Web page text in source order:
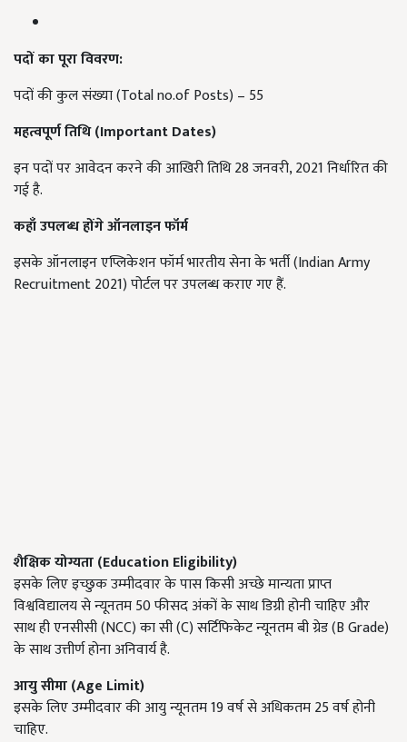
पदों का पूरा विवरण:
पदों की कुल संख्या (Total no.of Posts) – 55
महत्वपूर्ण तिथि (Important Dates)
इन पदों पर आवेदन करने की आखिरी तिथि 28 जनवरी, 2021 निर्धारित की
गई है.
कहाँउपलब्धहोंगे ऑनलाइन फॉर्म
इसके ऑनलाइन एप्लिकेशन फॉर्म भारतीय सेना के भर्ती (Indian Army
Recruitment 2021) पोर्टल पर उपलब्ध कराए गए हैं.
शैक्षिकयोग्यता (Education Eligibility)
इसके लिए इच्छुक उम्मीदवार के पास किसी अच्छे मान्यता प्राप्त
विश्वविद्यालय से न्यूनतम 50 फीसद अंकों के साथ डिग्री होनी चाहिए और
साथ ही एनसीसी (NCC) का सी (C) सर्टिफिकेट न्यूनतम बी ग्रेड (B Grade)
के साथ उत्तीर्ण होना अनिवार्य है.
आयु सीमा (Age Limit)
इसके लिए उम्मीदवार की आयु न्यूनतम 19 वर्ष से अधिकतम 25 वर्ष होनी
चाहिए.